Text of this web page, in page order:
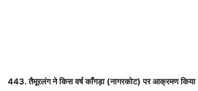
443.तैमूरलंग ने किस वर्ष काँगड़ा(नागरकोट)पर आक्रमण किया